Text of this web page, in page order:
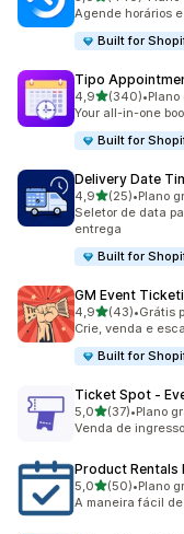
440 avaliações
Agende horários
Built for
Tipo
4,9de 5 estrelas
(340)
340 avaliações
•
Your all-in-one
Built for
Delivery Date
4,9de 5 estrelas
(25)
25 avaliações ao
•Plano
Seletor de data
entrega
Built for
GM Event
4,9de 5 estrelas
(43)
43 avaliações ao
•Grátis
Crie, venda e
Built for
Ticket Spot ‑
5,0de 5 estrelas
(37)
37 avaliações ao
•Plano
Venda de
Product Rentals
5,0de 5 estrelas
(50)
50 avaliações ao
•Plano
A maneira fácil